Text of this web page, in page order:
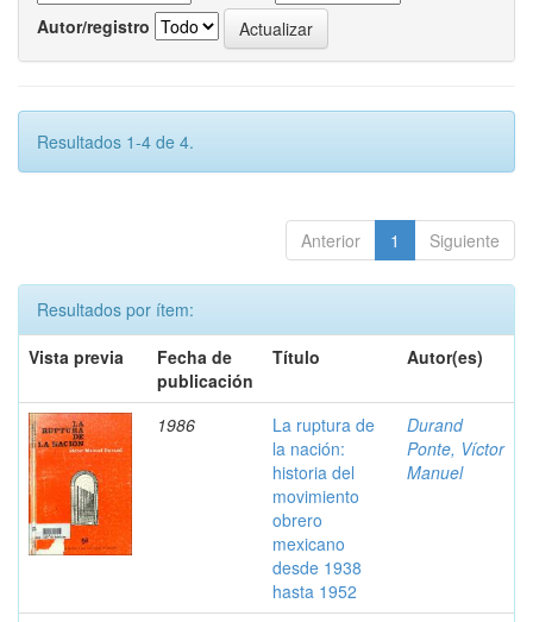
Autor/registro
Resultados 1-4 de 4.
Anterior 1 Siguiente
Resultados por ítem:
Vista previa
Fecha de
publicación
Título Autor(es)
1986
La ruptura de
la nación:
historia del
movimiento
obrero
mexicano
desde 1938
hasta 1952
Durand
Ponte, Víctor
Manuel